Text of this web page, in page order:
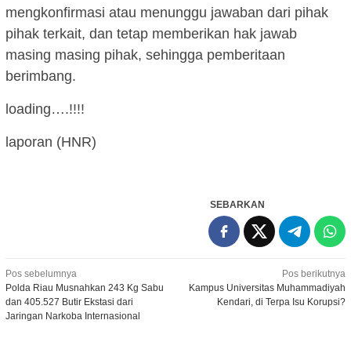
mengkonfirmasi atau menunggu jawaban dari pihak
pihak terkait, dan tetap memberikan hak jawab
masing masing pihak, sehingga pemberitaan
berimbang.
loading….!!!!
laporan (HNR)
SEBARKAN
Navigasi
pos
Pos sebelumnya
Polda Riau Musnahkan 243 Kg Sabu
dan 405.527 Butir Ekstasi dari
Jaringan Narkoba Internasional
Pos berikutnya
Kampus Universitas Muhammadiyah
Kendari, di Terpa Isu Korupsi?